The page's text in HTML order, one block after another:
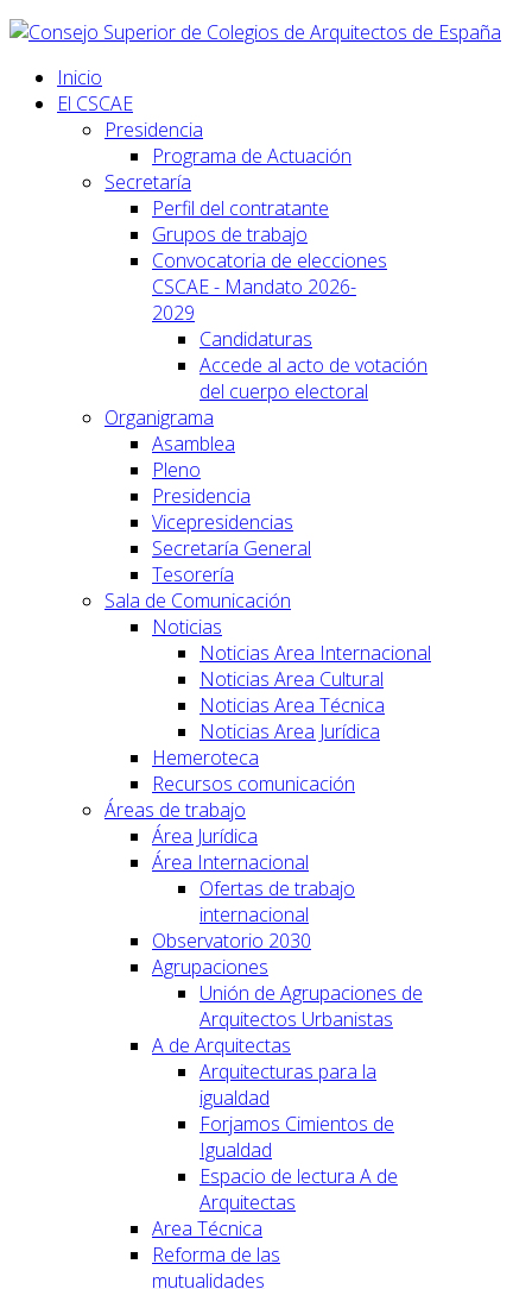
Inicio
El CSCAE
Presidencia
Programa de Actuación
Secretaría
Perfil del contratante
Grupos de trabajo
Convocatoria de elecciones
CSCAE - Mandato 2026-
2029
Candidaturas
Accede al acto de votación
del cuerpo electoral
Organigrama
Asamblea
Pleno
Presidencia
Vicepresidencias
Secretaría General
Tesorería
Sala de Comunicación
Noticias
Noticias Area Internacional
Noticias Area Cultural
Noticias Area Técnica
Noticias Area Jurídica
Hemeroteca
Recursos comunicación
Áreas de trabajo
Área Jurídica
Área Internacional
Ofertas de trabajo
internacional
Observatorio 2030
Agrupaciones
Unión de Agrupaciones de
Arquitectos Urbanistas
A de Arquitectas
Arquitecturas para la
igualdad
Forjamos Cimientos de
Igualdad
Espacio de lectura A de
Arquitectas
Area Técnica
Reforma de las
mutualidades